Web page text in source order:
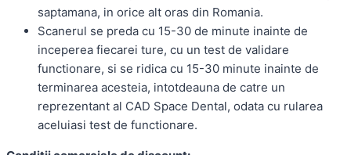
saptamana, in orice alt oras din Romania.
Scanerul se preda cu 15-30 de minute inainte de
inceperea fiecarei ture, cu un test de validare
functionare, si se ridica cu 15-30 minute inainte de
terminarea acesteia, intotdeauna de catre un
reprezentant al CAD Space Dental, odata cu rularea
aceluiasi test de functionare.